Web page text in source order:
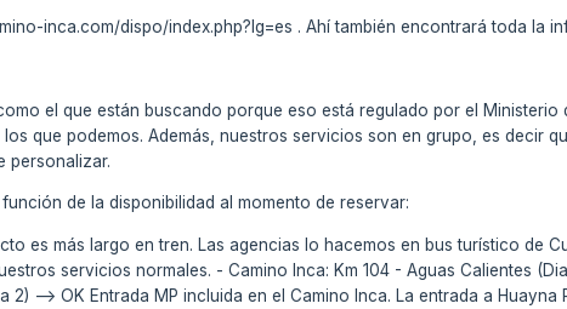
inca.com/dispo/index.php?lg=es . Ahí también encontrará toda la
el que están buscando porque eso está regulado por el Ministerio
que podemos. Además, nuestros servicios son en grupo, es decir
personalizar.
de la disponibilidad al momento de reservar:
es más largo en tren. Las agencias lo hacemos en bus turístico de
servicios normales. - Camino Inca: Km 104 - Aguas Calientes
--> OK Entrada MP incluida en el Camino Inca. La entrada a Huayna